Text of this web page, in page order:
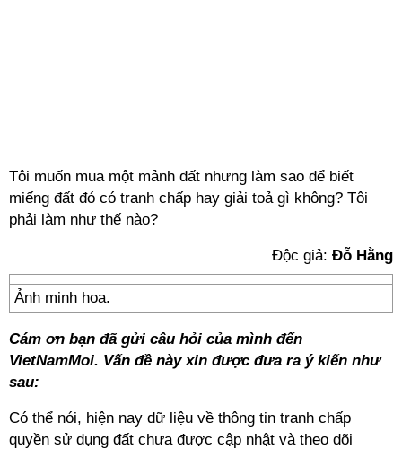
Tôi muốn mua một mảnh đất nhưng làm sao để biết
miếng đất đó có tranh chấp hay giải toả gì không? Tôi
phải làm như thế nào?
Độc giả: Đỗ Hằng
Ảnh minh họa.
Cám ơn bạn đã gửi câu hỏi của mình đến
VietNamMoi. Vấn đề này xin được đưa ra ý kiến như
sau:
Có thể nói, hiện nay dữ liệu về thông tin tranh chấp
quyền sử dụng đất chưa được cập nhật và theo dõi